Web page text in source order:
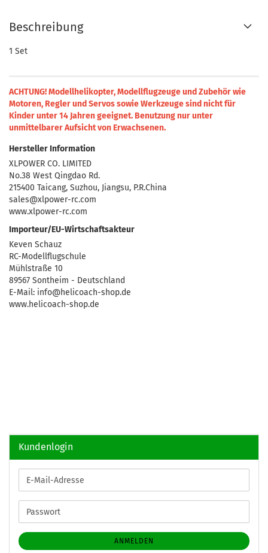
Beschreibung
1 Set
ACHTUNG! Modellhelikopter, Modellflugzeuge und Zubehör wie
Motoren, Regler und Servos sowie Werkzeuge sind nicht für
Kinder unter 14 Jahren geeignet. Benutzung nur unter
unmittelbarer Aufsicht von Erwachsenen.
Hersteller Information
XLPOWER CO. LIMITED
No.38 West Qingdao Rd.
215400 Taicang, Suzhou, Jiangsu, P.R.China
sales@xlpower-rc.com
www.xlpower-rc.com
Importeur/EU-Wirtschaftsakteur
Keven Schauz
RC-Modellflugschule
Mühlstraße 10
89567 Sontheim - Deutschland
E-Mail: info@helicoach-shop.de
www.helicoach-shop.de
Kundenlogin
E-
Mail-
Adresse
Passwort
ANMELDEN